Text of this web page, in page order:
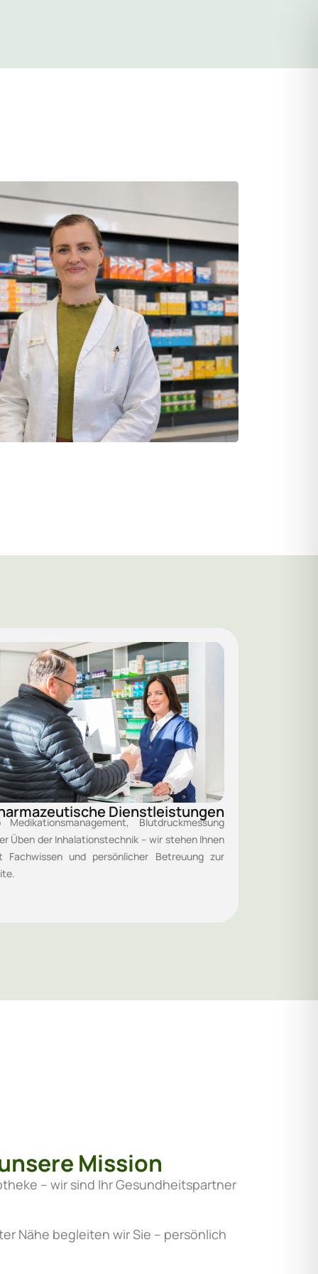
Dienstleistungen
Medikationsmanagement, Blutdruckmessung
Üben der Inhalationstechnik – wir stehen Ihnen
Fachwissen und persönlicher Betreuung zur
Mission
– wir sind Ihr Gesundheitspartner
Nähe begleiten wir Sie – persönlich